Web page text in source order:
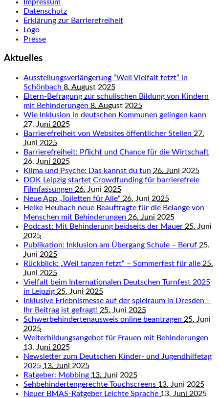
Impressum
Datenschutz
Erklärung zur Barrierefreiheit
Logo
Presse
Aktuelles
Ausstellungsverlängerung “Weil Vielfalt fetzt” in
Schönbach 8. August 2025
Eltern-Befragung zur schulischen Bildung von Kindern
mit Behinderungen 8. August 2025
Wie Inklusion in deutschen Kommunen gelingen kann
27. Juni 2025
Barrierefreiheit von Websites öffentlicher Stellen 27.
Juni 2025
Barrierefreiheit: Pflicht und Chance für die Wirtschaft
26. Juni 2025
Klima und Psyche: Das kannst du tun 26. Juni 2025
DOK Leipzig startet Crowdfunding für barrierefreie
Filmfassungen 26. Juni 2025
Neue App „Toiletten für Alle“ 26. Juni 2025
Heike Heubach neue Beauftragte für die Belange von
Menschen mit Behinderungen 26. Juni 2025
Podcast: Mit Behinderung beidseits der Mauer 25. Juni
2025
Publikation: Inklusion am Übergang Schule – Beruf 25.
Juni 2025
Rückblick: „Weil tanzen fetzt“ – Sommerfest für alle 25.
Juni 2025
Vielfalt beim Internationalen Deutschen Turnfest 2025
in Leipzig 25. Juni 2025
Inklusive Erlebnismesse auf der spielraum in Dresden –
Ihr Beitrag ist gefragt! 25. Juni 2025
Schwerbehindertenausweis online beantragen 25. Juni
2025
Weiterbildungsangebot für Frauen mit Behinderungen
13. Juni 2025
Newsletter zum Deutschen Kinder- und Jugendhilfetag
2025 13. Juni 2025
Ratgeber: Mobbing 13. Juni 2025
Sehbehindertengerechte Touchscreens 13. Juni 2025
Neuer BMAS-Ratgeber Leichte Sprache 13. Juni 2025